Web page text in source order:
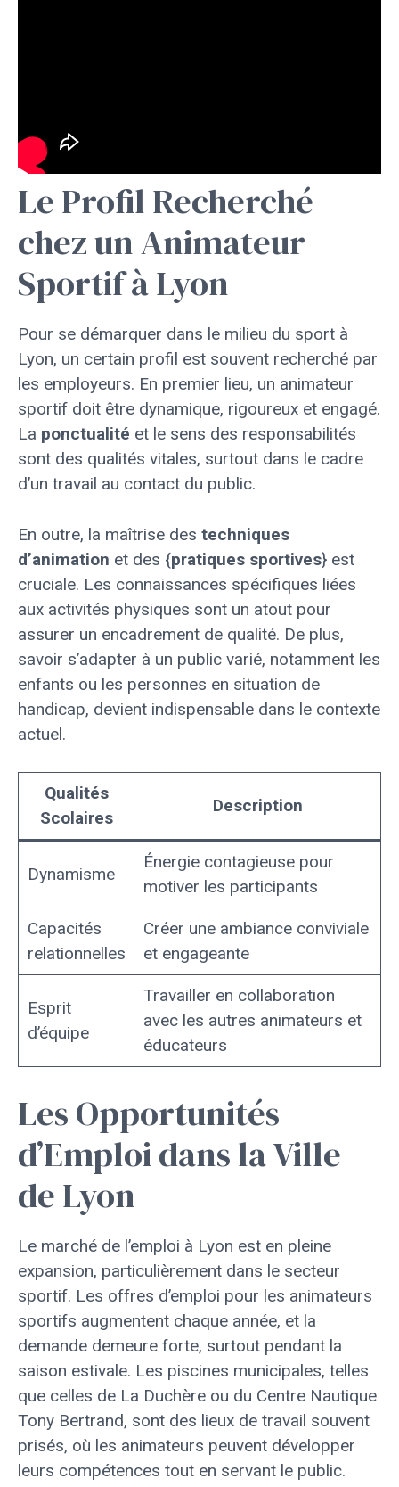
Le Profil Recherché
chez un Animateur
Sportif à Lyon
Pour se démarquer dans le milieu du sport à
Lyon, un certain profil est souvent recherché par
les employeurs. En premier lieu, un animateur
sportif doit être dynamique, rigoureux et engagé.
La ponctualité et le sens des responsabilités
sont des qualités vitales, surtout dans le cadre
d’un travail au contact du public.
En outre, la maîtrise des techniques
d’animation et des {pratiques sportives} est
cruciale. Les connaissances spécifiques liées
aux activités physiques sont un atout pour
assurer un encadrement de qualité. De plus,
savoir s’adapter à un public varié, notamment les
enfants ou les personnes en situation de
handicap, devient indispensable dans le contexte
actuel.
Qualités
Scolaires
Description
Dynamisme
Énergie contagieuse pour
motiver les participants
Capacités
relationnelles
Créer une ambiance conviviale
et engageante
Esprit
d’équipe
Travailler en collaboration
avec les autres animateurs et
éducateurs
Les Opportunités
d’Emploi dans la Ville
de Lyon
Le marché de l’emploi à Lyon est en pleine
expansion, particulièrement dans le secteur
sportif. Les offres d’emploi pour les animateurs
sportifs augmentent chaque année, et la
demande demeure forte, surtout pendant la
saison estivale. Les piscines municipales, telles
que celles de La Duchère ou du Centre Nautique
Tony Bertrand, sont des lieux de travail souvent
prisés, où les animateurs peuvent développer
leurs compétences tout en servant le public.